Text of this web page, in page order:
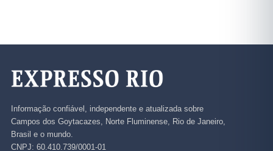
Informação confiável, independente e atualizada sobre
Campos dos Goytacazes, Norte Fluminense, Rio de Janeiro,
Brasil e o mundo.
CNPJ: 60.410.739/0001-01